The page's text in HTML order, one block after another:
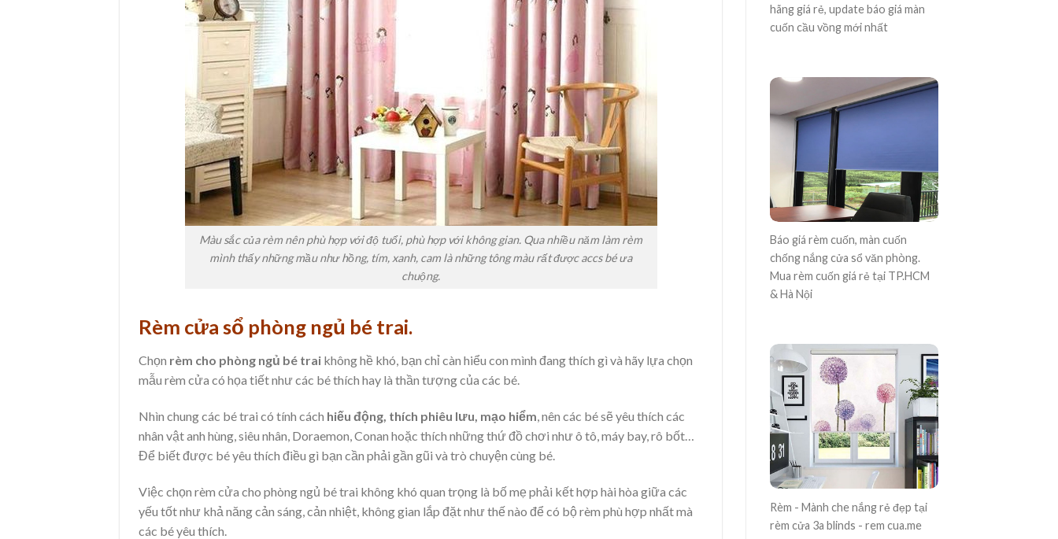
Màu sắc của rèm nên phù hợp với độ tuổi, phù hợp với không gian. Qua nhiều năm làm rèm
mình thấy những mầu như hồng, tím, xanh, cam là những tông màu rất được accs bé ưa
chuộng.
Rèm cửa sổ phòng ngủ bé trai.
Chọn rèm cho phòng ngủ bé trai không hề khó, bạn chỉ càn hiểu con mình đang thích gì và hãy lựa chọn
mẫu rèm cửa có họa tiết như các bé thích hay là thần tượng của các bé.
Nhìn chung các bé trai có tính cách hiếu động, thích phiêu lưu, mạo hiểm, nên các bé sẽ yêu thích các
nhân vật anh hùng, siêu nhân, Doraemon, Conan hoặc thích những thứ đồ chơi như ô tô, máy bay, rô bốt…
Để biết được bé yêu thích điều gì bạn cần phải gần gũi và trò chuyện cùng bé.
Việc chọn rèm cửa cho phòng ngủ bé trai không khó quan trọng là bố mẹ phải kết hợp hài hòa giữa các
yếu tốt như khả năng cản sáng, cản nhiệt, không gian lắp đặt như thế nào để có bộ rèm phù hợp nhất mà
các bé yêu thích.
hãng giá rẻ, update báo giá màn
cuốn cầu vồng mới nhất
Báo giá rèm cuốn, màn cuốn
chống nắng cửa sổ văn phòng.
Mua rèm cuốn giá rẻ tại TP.HCM
& Hà Nội
Rèm - Mành che nắng rẻ đẹp tại
rèm cửa 3a blinds - rem cua.me